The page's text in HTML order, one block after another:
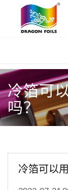
冷箔可
吗？
冷箔可以